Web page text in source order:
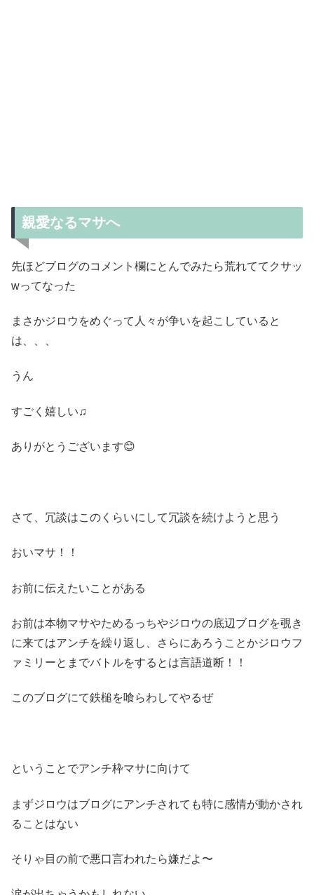
親愛なるマサへ
先ほどブログのコメント欄にとんでみたら荒れててクサッ
wってなった
まさかジロウをめぐって人々が争いを起こしていると
は、、、
うん
すごく嬉しい♫
ありがとうございます😊
さて、冗談はこのくらいにして冗談を続けようと思う
おいマサ！！
お前に伝えたいことがある
お前は本物マサやためるっちやジロウの底辺ブログを覗き
に来てはアンチを繰り返し、さらにあろうことかジロウフ
ァミリーとまでバトルをするとは言語道断！！
このブログにて鉄槌を喰らわしてやるぜ
ということでアンチ枠マサに向けて
まずジロウはブログにアンチされても特に感情が動かされ
ることはない
そりゃ目の前で悪口言われたら嫌だよ〜